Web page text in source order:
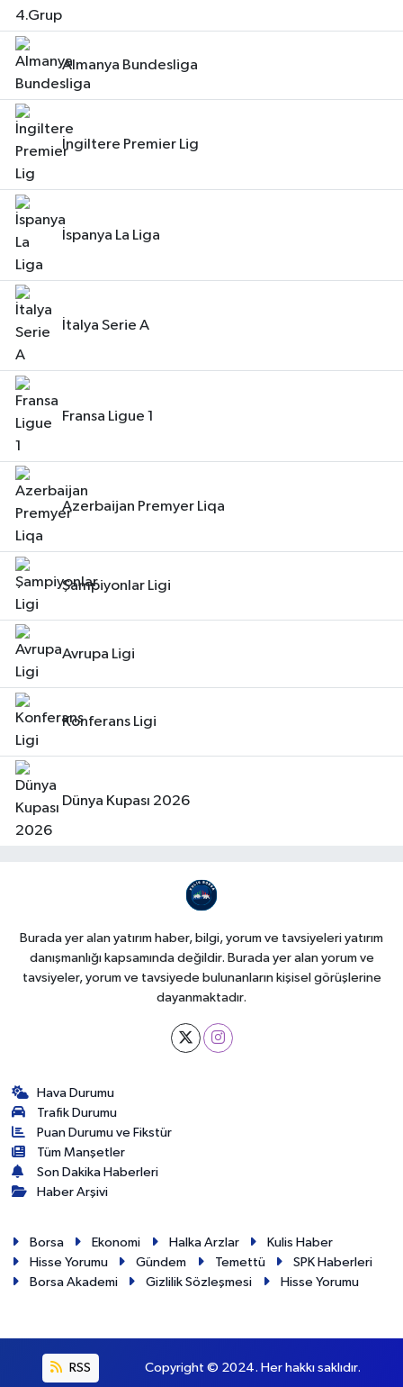
Almanya Bundesliga
İngiltere Premier Lig
İspanya La Liga
İtalya Serie A
Fransa Ligue 1
Azerbaijan Premyer Liqa
Şampiyonlar Ligi
Avrupa Ligi
Konferans Ligi
Dünya Kupası 2026
Burada yer alan yatırım haber, bilgi, yorum ve tavsiyeleri yatırım
danışmanlığı kapsamında değildir. Burada yer alan yorum ve
tavsiyeler, yorum ve tavsiyede bulunanların kişisel görüşlerine
dayanmaktadır.
Hava Durumu
Trafik Durumu
Puan Durumu ve Fikstür
Tüm Manşetler
Son Dakika Haberleri
Haber Arşivi
Borsa Ekonomi Halka Arzlar
Kulis Haber
Hisse Yorumu
Gündem Temettü
SPK Haberleri
Borsa Akademi
Gizlilik Sözleşmesi Hisse Yorumu
RSS Copyright © 2024. Her hakkı saklıdır.